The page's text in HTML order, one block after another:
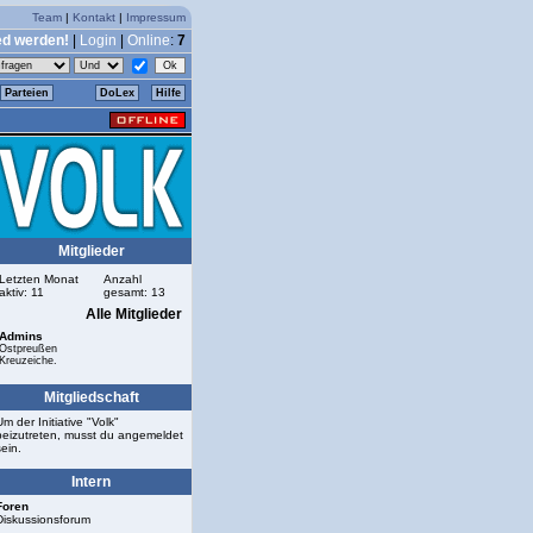
Team | Kontakt | Impressum
werden! Login Online: 7
Parteien DoLex Hilfe
Mitglieder
Letzten Monat
aktiv: 11
Anzahl
gesamt: 13
Alle Mitglieder
Admins
Ostpreußen
Kreuzeiche.
Mitgliedschaft
der Initiative "Volk"
musst du angemeldet
Intern